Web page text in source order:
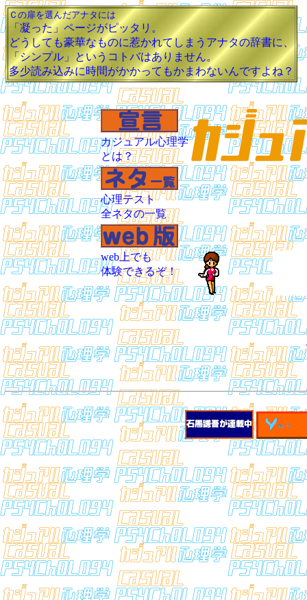
Ｃの扉を選んだアナタには
「凝った」ページがピッタリ。
どうしても豪華なものに惹かれてしまうアナタの辞書に、
「シンプル」というコトバはありません。
多少読み込みに時間がかかってもかまわないんですよね？
カジュアル心理学
とは？
心理テスト
全ネタの一覧
web上でも
体験できるぞ！